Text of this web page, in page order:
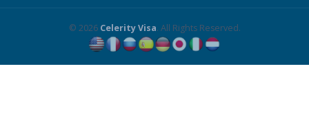
© 2026 Celerity Visa. All Rights Reserved.